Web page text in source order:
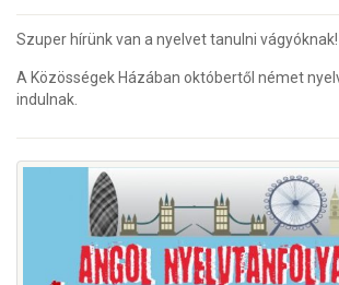
Szuper hírünk van a nyelvet tanulni vágyóknak!
A Közösségek Házában októbertől német
indulnak.